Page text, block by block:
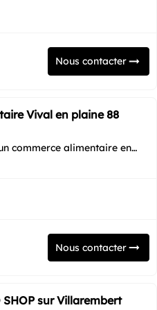
Nous contacter
Vival en plaine 88
commerce alimentaire en
? Cette...
Nous contacter
sur Villarembert